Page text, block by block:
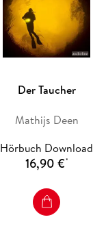
Der Taucher
Mathijs Deen
Hörbuch Download
16,90 €*